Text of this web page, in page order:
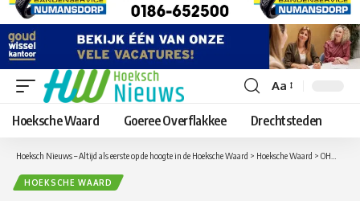
Lettergrootte
aanpassen
Aa
Hoeksche Waard Goeree Overflakkee Drechtsteden
Hoeksch Nieuws – Altijd als eerste op de hoogte in de Hoeksche Waard > Hoeksche Waard > OHW-verkiezingsdebat geeft ondernemers en politiek ruimte voor ideeën en begrip
HOEKSCHE WAARD